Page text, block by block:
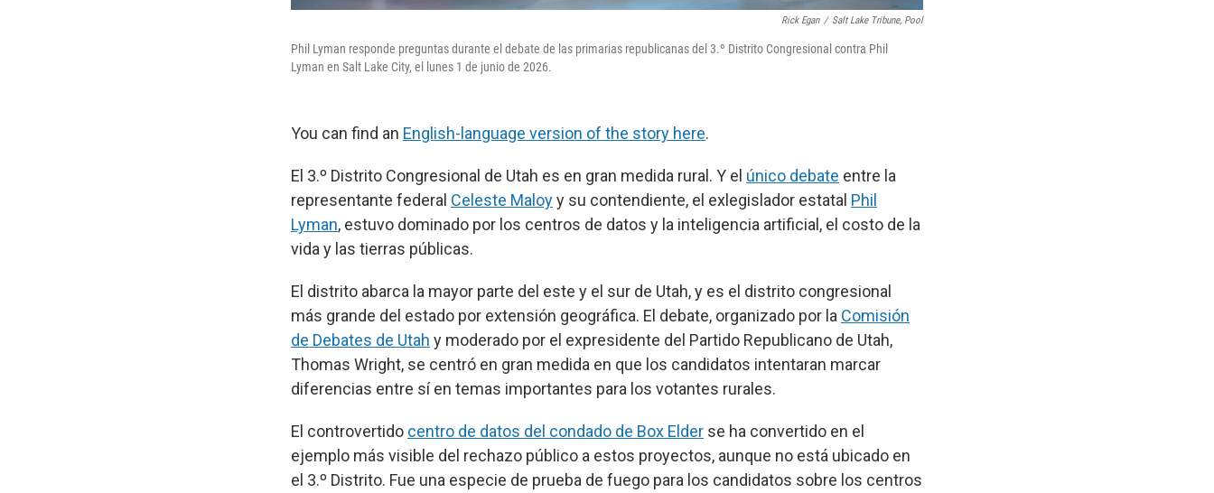
Rick Egan / Salt Lake Tribune, Pool
Phil Lyman responde preguntas durante el debate de las primarias republicanas del 3.º Distrito Congresional contra Phil
Lyman en Salt Lake City, el lunes 1 de junio de 2026.
You can find an English-language version of the story here.
El 3.º Distrito Congresional de Utah es en gran medida rural. Y el único debate entre la
representante federal Celeste Maloyy su contendiente, el exlegislador estatal Phil
Lyman, estuvo dominado por los centros de datos y la inteligencia artificial, el costo de la
vida y las tierras públicas.
El distrito abarca la mayor parte del este y el sur de Utah, y es el distrito congresional
más grande del estado por extensión geográfica. El debate, organizado por la Comisión
de Debates de Utah y moderado por el expresidente del Partido Republicano de Utah,
Thomas Wright, se centró en gran medida en que los candidatos intentaran marcar
diferencias entre sí en temas importantes para los votantes rurales.
El controvertido centro de datos del condado de Box Elder se ha convertido en el
ejemplo más visible del rechazo público a estos proyectos, aunque no está ubicado en
el 3.º Distrito. Fue una especie de prueba de fuego para los candidatos sobre los centros